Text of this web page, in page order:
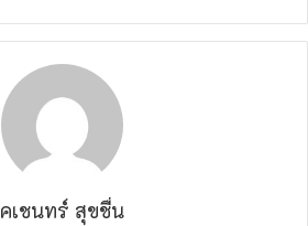
คเชนทร์ สุขชื่น